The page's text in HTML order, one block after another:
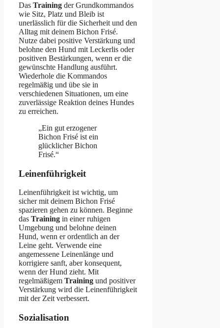
Das Training der Grundkommandos
wie Sitz, Platz und Bleib ist
unerlässlich für die Sicherheit und den
Alltag mit deinem Bichon Frisé.
Nutze dabei positive Verstärkung und
belohne den Hund mit Leckerlis oder
positiven Bestärkungen, wenn er die
gewünschte Handlung ausführt.
Wiederhole die Kommandos
regelmäßig und übe sie in
verschiedenen Situationen, um eine
zuverlässige Reaktion deines Hundes
zu erreichen.
„Ein gut erzogener
Bichon Frisé ist ein
glücklicher Bichon
Frisé.“
Leinenführigkeit
Leinenführigkeit ist wichtig, um
sicher mit deinem Bichon Frisé
spazieren gehen zu können. Beginne
das Training in einer ruhigen
Umgebung und belohne deinen
Hund, wenn er ordentlich an der
Leine geht. Verwende eine
angemessene Leinenlänge und
korrigiere sanft, aber konsequent,
wenn der Hund zieht. Mit
regelmäßigem Training und positiver
Verstärkung wird die Leinenführigkeit
mit der Zeit verbessert.
Sozialisation